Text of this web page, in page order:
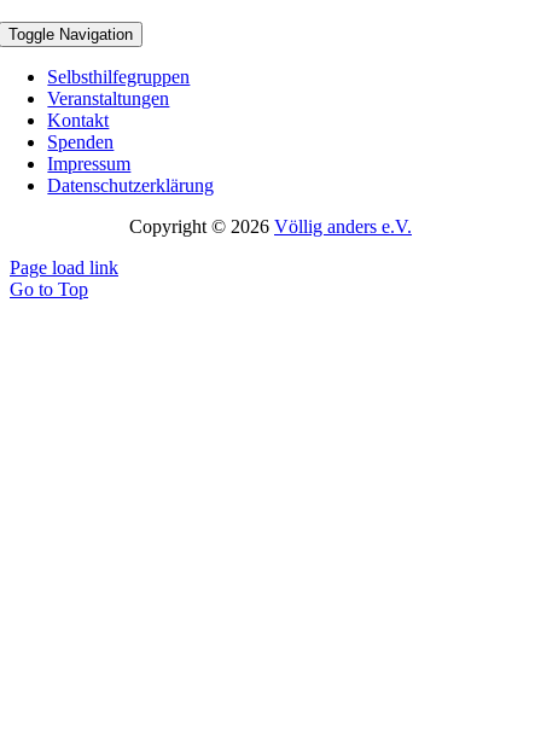
Toggle Navigation
Selbsthilfegruppen
Veranstaltungen
Kontakt
Spenden
Impressum
Datenschutzerklärung
Copyright © 2026 Völlig anders e.V.
Page load link
Go to Top